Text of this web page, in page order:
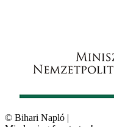
© Bihari Napló |